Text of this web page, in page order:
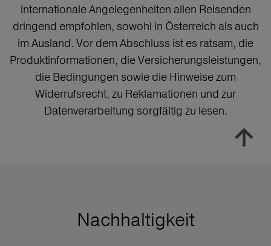
internationale Angelegenheiten allen Reisenden
dringend empfohlen, sowohl in Österreich als auch
im Ausland. Vor dem Abschluss ist es ratsam, die
Produktinformationen, die Versicherungsleistungen,
die Bedingungen sowie die Hinweise zum
Widerrufsrecht, zu Reklamationen und zur
Datenverarbeitung sorgfältig zu lesen.
Nachhaltigkeit